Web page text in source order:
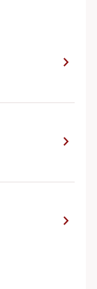
chevron_right
chevron_right
chevron_right